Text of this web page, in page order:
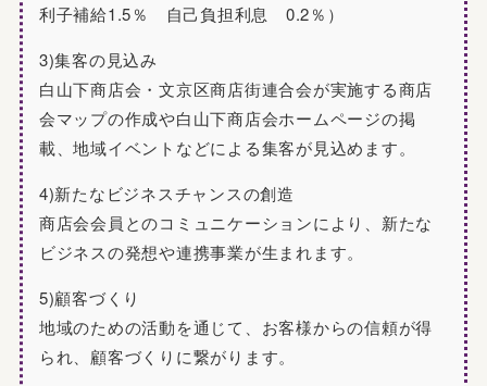
利子補給1.5％ 自己負担利息 0.2％）
3)集客の見込み
白山下商店会・文京区商店街連合会が実施する商店
会マップの作成や白山下商店会ホームページの掲
載、地域イベントなどによる集客が見込めます。
4)新たなビジネスチャンスの創造
商店会会員とのコミュニケーションにより、新たな
ビジネスの発想や連携事業が生まれます。
5)顧客づくり
地域のための活動を通じて、お客様からの信頼が得
られ、顧客づくりに繋がります。